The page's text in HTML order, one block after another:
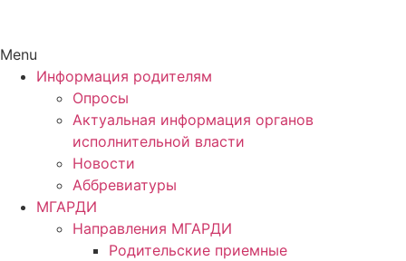
Menu
Информация родителям
Опросы
Актуальная информация органов
исполнительной власти
Новости
Аббревиатуры
МГАРДИ
Направления МГАРДИ
Родительские приемные